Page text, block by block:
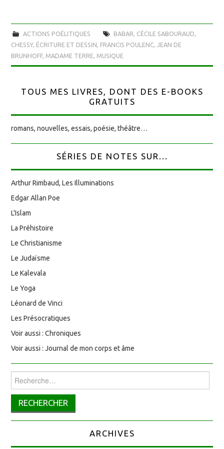
ACTIONS POÉLITIQUES BABAR CÉCILE SABOURAUD
CHESSY, ÉCRITURE ET DESSIN FRANCIS POULENC
JEAN DE
BRUNHOFF, MADAME TERRE MUSIQUE
TOUS MES LIVRES, DONT DES E-BOOKS
GRATUITS
romans, nouvelles, essais, poésie, théâtre…
SÉRIES DE NOTES SUR...
Arthur Rimbaud, Les Illuminations
Edgar Allan Poe
L'Islam
La Préhistoire
Le Christianisme
Le Judaïsme
Le Kalevala
Le Yoga
Léonard de Vinci
Les Présocratiques
Voir aussi : Chroniques
Voir aussi : Journal de mon corps et âme
Rechercher :
ARCHIVES